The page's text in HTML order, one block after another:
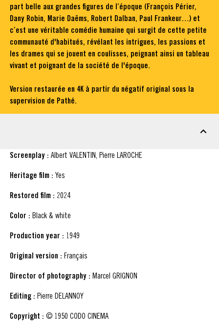
part belle aux grandes figures de l’époque (François Périer,
Dany Robin, Marie Daëms, Robert Dalban, Paul Frankeur…) et
c’est une véritable comédie humaine qui surgit de cette petite
communauté d'habitués, révélant les intrigues, les passions et
les drames qui se jouent en coulisses, peignant ainsi un tableau
vivant et poignant de la société de l'époque.
Version restaurée en 4K à partir du négatif original sous la
supervision de Pathé.
Screenplay : Albert VALENTIN, Pierre LAROCHE
Heritage film : Yes
Restored film : 2024
Color : Black & white
Production year : 1949
Original version : Français
Director of photography : Marcel GRIGNON
Editing : Pierre DELANNOY
Copyright : © 1950 CODO CINEMA